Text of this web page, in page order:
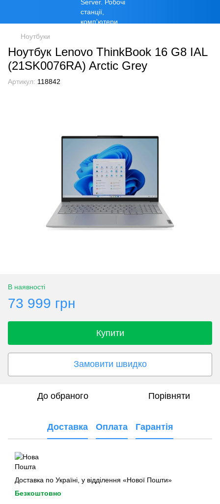
Ноутбуки
Ноутбук Lenovo ThinkBook 16 G8 IAL
(21SK0076RA) Arctic Grey
Артикул: 118842
В наявності
73 999 грн
Купити
Замовити швидко
До обраного Порівняти
Доставка Оплата Гарантія
Доставка по Україні, у відділення «Нової Пошти»
Безкоштовно